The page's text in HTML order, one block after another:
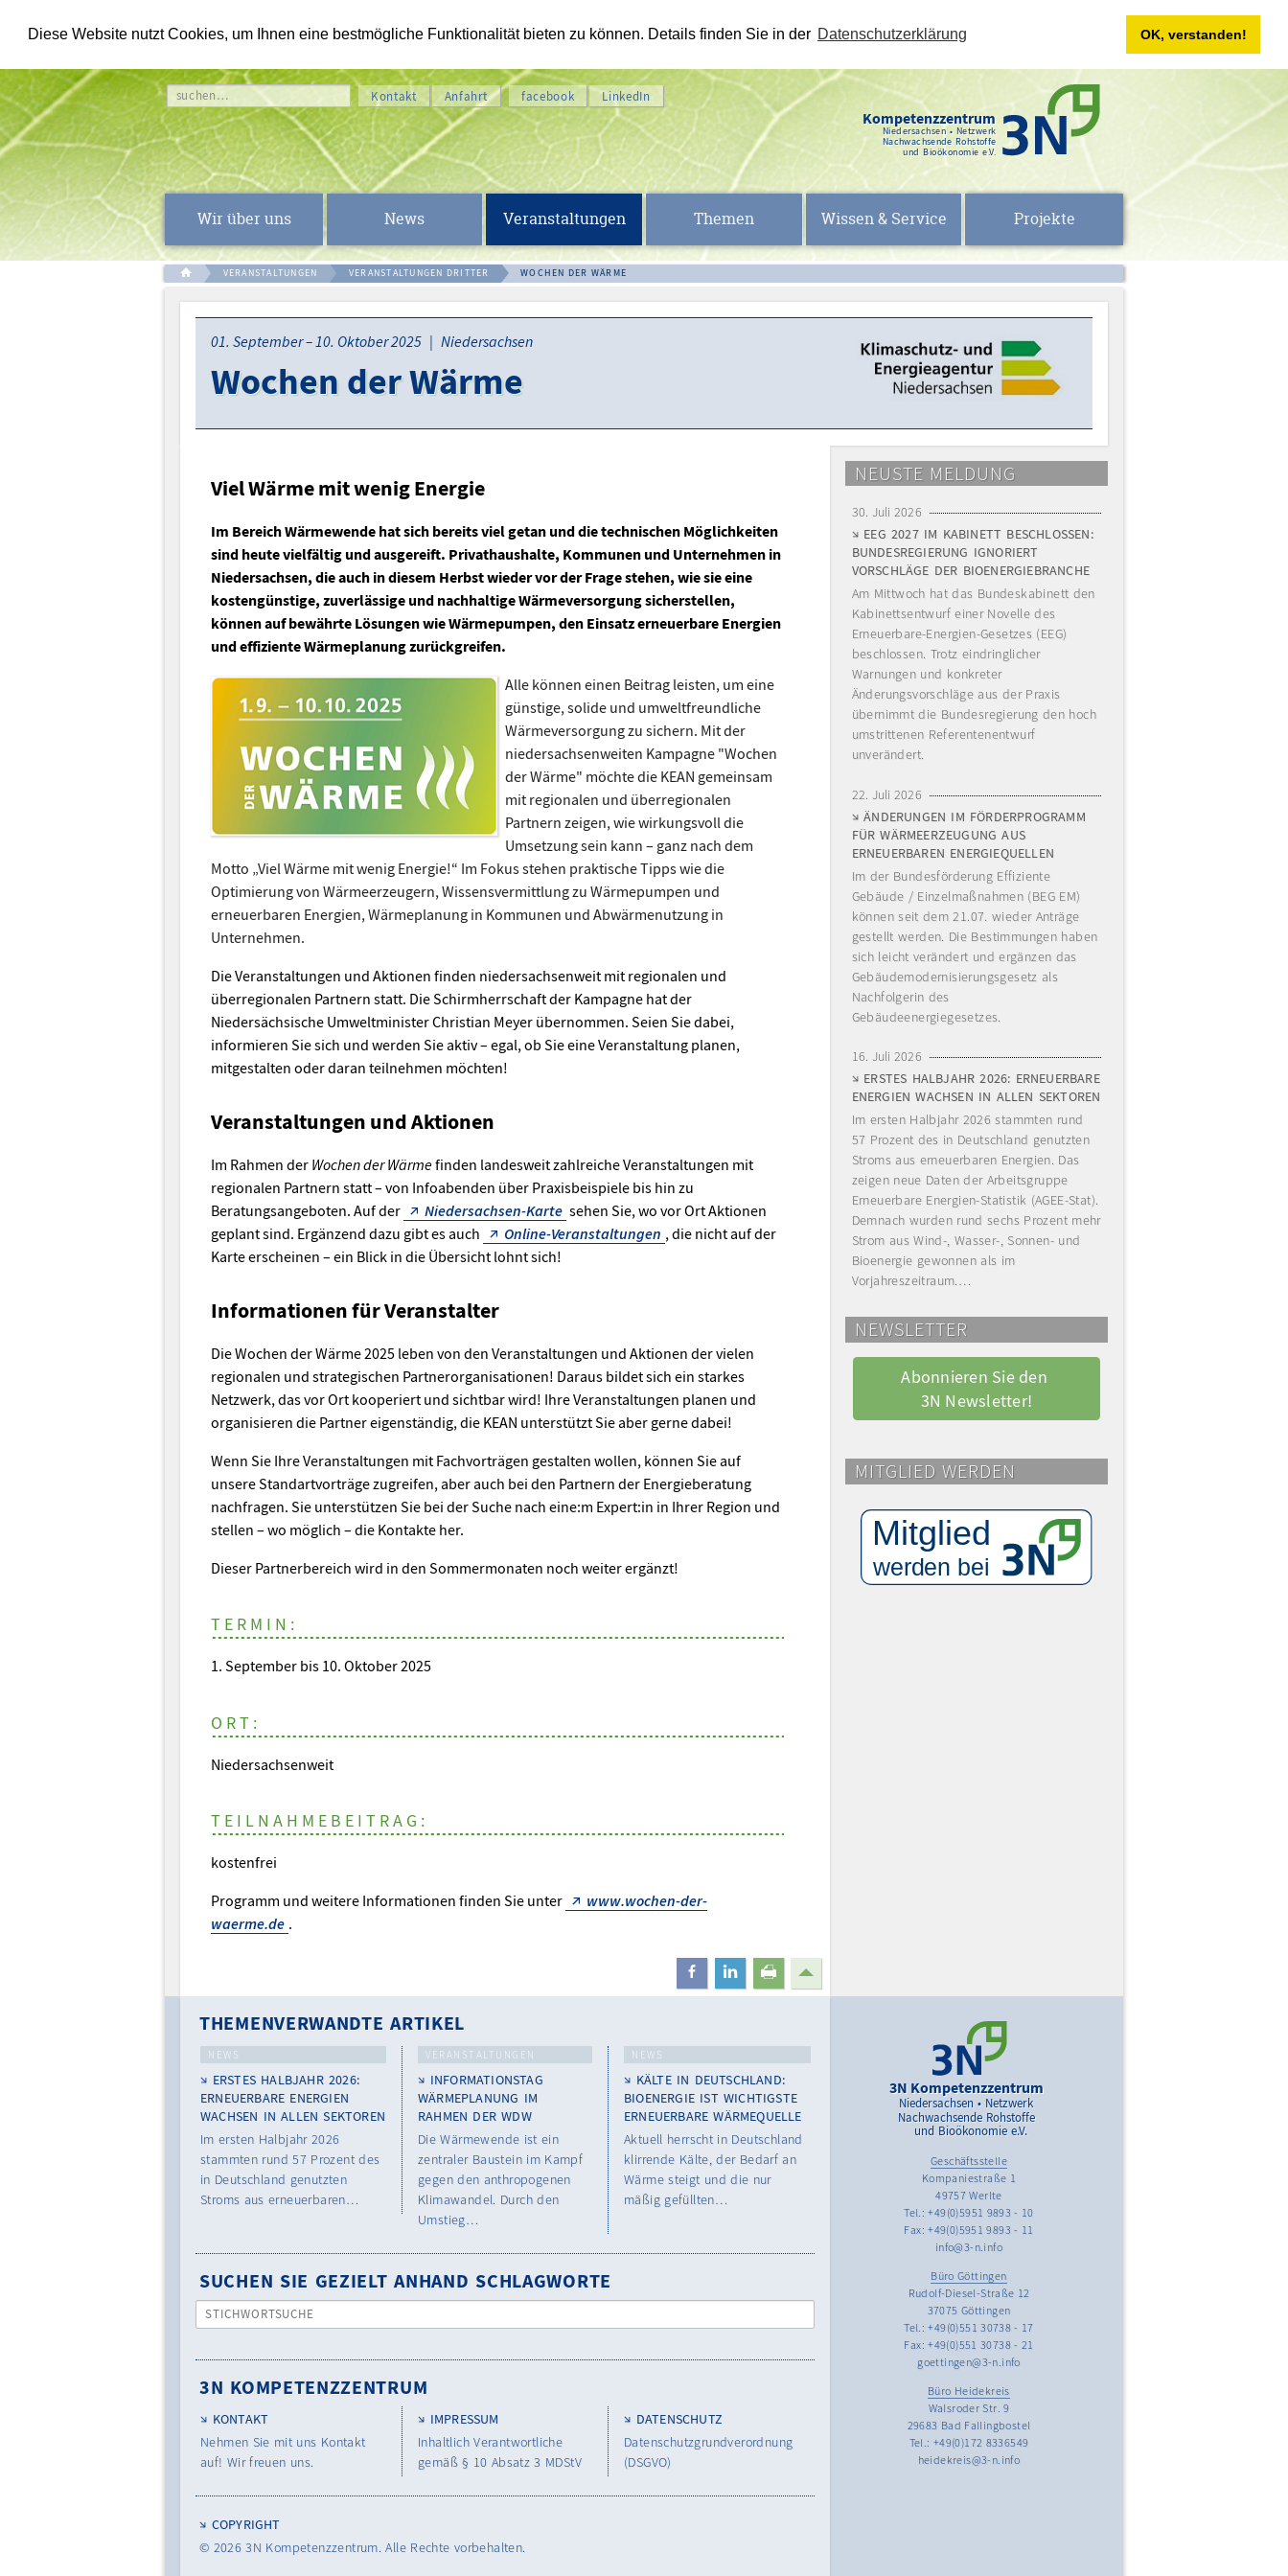
Diese Website nutzt Cookies, um Ihnen eine bestmögliche Funktionalität bieten zu können. Details finden Sie in der Datenschutzerklärung OK, verstanden!
Kompetenzzentrum
Niedersachsen • Netzwerk
Nachwachsende Rohstoffe
und Bioökonomie e.V.
suchen… Kontakt Anfahrt facebook LinkedIn
Wir über uns News Veranstaltungen Themen Wissen & Service Projekte
VERANSTALTUNGEN VERANSTALTUNGEN DRITTER WOCHEN DER WÄRME
01. September – 10. Oktober 2025 | Niedersachsen
Wochen der Wärme
Viel Wärme mit wenig Energie
Im Bereich Wärmewende hat sich bereits viel getan und die technischen Möglichkeiten
sind heute vielfältig und ausgereift. Privathaushalte, Kommunen und Unternehmen in
Niedersachsen, die auch in diesem Herbst wieder vor der Frage stehen, wie sie eine
kostengünstige, zuverlässige und nachhaltige Wärmeversorgung sicherstellen,
können auf bewährte Lösungen wie Wärmepumpen, den Einsatz erneuerbare Energien
und effiziente Wärmeplanung zurückgreifen.
Alle können einen Beitrag leisten, um eine
günstige, solide und umweltfreundliche
Wärmeversorgung zu sichern. Mit der
niedersachsenweiten Kampagne "Wochen
der Wärme" möchte die KEAN gemeinsam
mit regionalen und überregionalen
Partnern zeigen, wie wirkungsvoll die
Umsetzung sein kann – ganz nach dem
Motto „Viel Wärme mit wenig Energie!“ Im Fokus stehen praktische Tipps wie die
Optimierung von Wärmeerzeugern, Wissensvermittlung zu Wärmepumpen und
erneuerbaren Energien, Wärmeplanung in Kommunen und Abwärmenutzung in
Unternehmen.
Die Veranstaltungen und Aktionen finden niedersachsenweit mit regionalen und
überregionalen Partnern statt. Die Schirmherrschaft der Kampagne hat der
Niedersächsische Umweltminister Christian Meyer übernommen. Seien Sie dabei,
informieren Sie sich und werden Sie aktiv – egal, ob Sie eine Veranstaltung planen,
mitgestalten oder daran teilnehmen möchten!
Veranstaltungen und Aktionen
Im Rahmen der Wochen der Wärmefinden landesweit zahlreiche Veranstaltungen mit
regionalen Partnern statt – von Infoabenden über Praxisbeispiele bis hin zu
Beratungsangeboten. Auf der
Niedersachsen-Karte sehen Sie, wo vor Ort Aktionen
geplant sind. Ergänzend dazu gibt es auch
Online-Veranstaltungen , die nicht auf der
Karte erscheinen – ein Blick in die Übersicht lohnt sich!
Informationen für Veranstalter
Die Wochen der Wärme 2025 leben von den Veranstaltungen und Aktionen der vielen
regionalen und strategischen Partnerorganisationen! Daraus bildet sich ein starkes
Netzwerk, das vor Ort kooperiert und sichtbar wird! Ihre Veranstaltungen planen und
organisieren die Partner eigenständig, die KEAN unterstützt Sie aber gerne dabei!
Wenn Sie Ihre Veranstaltungen mit Fachvorträgen gestalten wollen, können Sie auf
unsere Standartvorträge zugreifen, aber auch bei den Partnern der Energieberatung
nachfragen. Sie unterstützen Sie bei der Suche nach eine:m Expert:in in Ihrer Region und
stellen – wo möglich – die Kontakte her.
Dieser Partnerbereich wird in den Sommermonaten noch weiter ergänzt!
TERMIN:
1. September bis 10. Oktober 2025
ORT:
Niedersachsenweit
TEILNAHMEBEITRAG:
kostenfrei
Programm und weitere Informationen finden Sie unter
www.wochen-der-
waerme.de .
teilen mitteilendrucken
NEUSTE MELDUNG
30. Juli 2026
EEG 2027 IM KABINETT BESCHLOSSEN:
BUNDESREGIERUNG IGNORIERT
VORSCHLÄGE DER BIOENERGIEBRANCHE
Am Mittwoch hat das Bundeskabinett den
Kabinettsentwurf einer Novelle des
Erneuerbare-Energien-Gesetzes (EEG)
beschlossen. Trotz eindringlicher
Warnungen und konkreter
Änderungsvorschläge aus der Praxis
übernimmt die Bundesregierung den hoch
umstrittenen Referentenentwurf
unverändert.
22. Juli 2026
ÄNDERUNGEN IM FÖRDERPROGRAMM
FÜR WÄRMEERZEUGUNG AUS
ERNEUERBAREN ENERGIEQUELLEN
Im der Bundesförderung Effiziente
Gebäude / Einzelmaßnahmen (BEG EM)
können seit dem 21.07. wieder Anträge
gestellt werden. Die Bestimmungen haben
sich leicht verändert und ergänzen das
Gebäudemodernisierungsgesetz als
Nachfolgerin des
Gebäudeenergiegesetzes.
16. Juli 2026
ERSTES HALBJAHR 2026: ERNEUERBARE
ENERGIEN WACHSEN IN ALLEN SEKTOREN
Im ersten Halbjahr 2026 stammten rund
57 Prozent des in Deutschland genutzten
Stroms aus erneuerbaren Energien. Das
zeigen neue Daten der Arbeitsgruppe
Erneuerbare Energien-Statistik (AGEE-Stat).
Demnach wurden rund sechs Prozent mehr
Strom aus Wind-, Wasser-, Sonnen- und
Bioenergie gewonnen als im
Vorjahreszeitraum.…
NEWSLETTER
Abonnieren Sie den
3N Newsletter!
MITGLIED WERDEN
THEMENVERWANDTE ARTIKEL
NEWS
ERSTES HALBJAHR 2026:
ERNEUERBARE ENERGIEN
WACHSEN IN ALLEN SEKTOREN
Im ersten Halbjahr 2026
stammten rund 57 Prozent des
in Deutschland genutzten
Stroms aus erneuerbaren…
VERANSTALTUNGEN
INFORMATIONSTAG
WÄRMEPLANUNG IM
RAHMEN DER WDW
Die Wärmewende ist ein
zentraler Baustein im Kampf
gegen den anthropogenen
Klimawandel. Durch den
Umstieg…
NEWS
KÄLTE IN DEUTSCHLAND:
BIOENERGIE IST WICHTIGSTE
ERNEUERBARE WÄRMEQUELLE
Aktuell herrscht in Deutschland
klirrende Kälte, der Bedarf an
Wärme steigt und die nur
mäßig gefüllten…
SUCHEN SIE GEZIELT ANHAND SCHLAGWORTE
STICHWORTSUCHE
3N KOMPETENZZENTRUM
KONTAKT
Nehmen Sie mit uns Kontakt
auf! Wir freuen uns.
IMPRESSUM
Inhaltlich Verantwortliche
gemäß § 10 Absatz 3 MDStV
DATENSCHUTZ
Datenschutzgrundverordnung
(DSGVO)
COPYRIGHT
© 20263N Kompetenzzentrum. Alle Rechte vorbehalten.
3N Kompetenzzentrum
Niedersachsen • Netzwerk
Nachwachsende Rohstoffe
und Bioökonomie e.V.
Geschäftsstelle
Kompaniestraße 1
49757 Werlte
Tel.: +49(0)5951 9893 - 10
Fax: +49(0)5951 9893 - 11
info@3-n.info
Büro Göttingen
Rudolf-Diesel-Straße 12
37075 Göttingen
Tel.: +49(0)551 30738 - 17
Fax: +49(0)551 30738 - 21
goettingen@3-n.info
Büro Heidekreis
Walsroder Str. 9
29683 Bad Fallingbostel
Tel.: +49(0)172 8336549
heidekreis@3-n.info